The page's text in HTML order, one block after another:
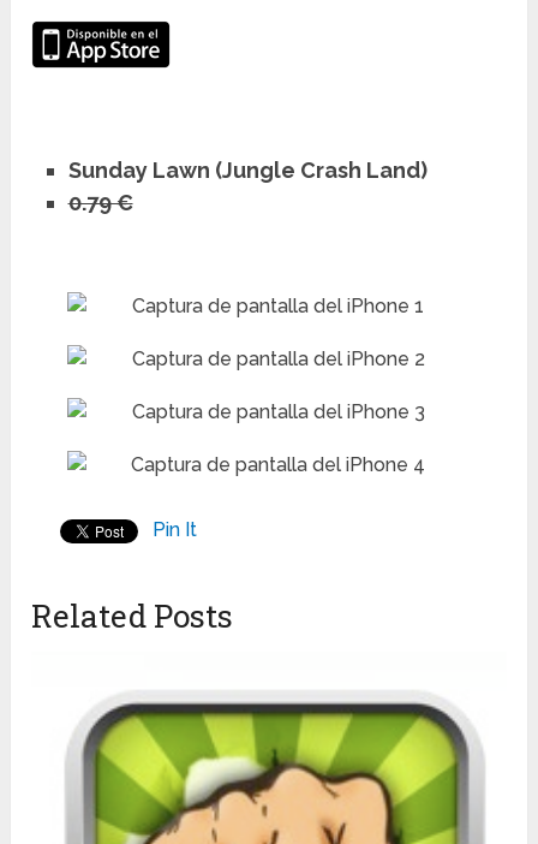
Sunday Lawn (Jungle Crash Land)
0.79 €
Pin It
Related Posts